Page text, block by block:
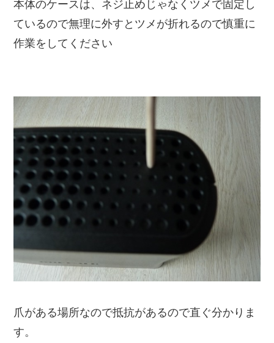
本体のケースは、ネジ止めじゃなくツメで固定し
ているので無理に外すとツメが折れるので慎重に
作業をしてください
爪がある場所なので抵抗があるので直ぐ分かりま
す。